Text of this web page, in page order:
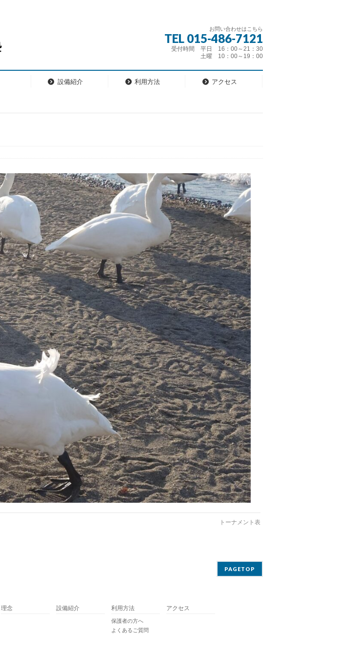
お問い合わせはこちら
TEL 015-486-7121
受付時間 平日 16：00～21：30
土曜 10：00～19：00
設備紹介 利用方法 アクセス
トーナメント表
PAGETOP
理念 設備紹介 利用方法
保護者の方へ
よくあるご質問
アクセス